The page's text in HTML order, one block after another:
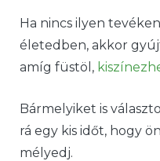
Ha nincs ilyen
életedben, akkor
amíg füstöl,
Bármelyiket is
rá egy kis időt, hogy
mélyedj.